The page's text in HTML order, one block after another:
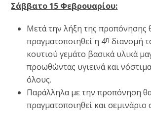
Σάββατο 15 Φεβρουαρίου:
Μετά την λήξη της προπόνησης
πραγματοποιηθεί η 4η διανομή
κουτιού γεμάτο βασικά υλικά
προωθώντας υγιεινά και
όλους.
Παράλληλα με την προπόνηση
πραγματοποιηθεί και σεμινάριο